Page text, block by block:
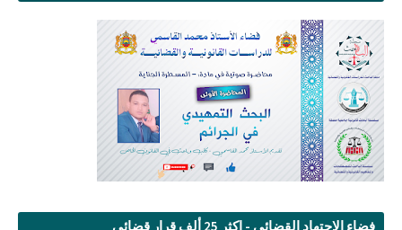
فضاء الإجتهاد القضائي - اكثر 25 ألف قرار قضائي